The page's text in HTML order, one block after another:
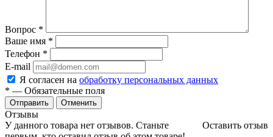
Вопрос *
Ваше имя *
Телефон *
E-mail
Я согласен на обработку персональных данных
* — Обязательные поля
Отменить
Отзывы
Оставить отзыв
У данного товара нет отзывов. Станьте